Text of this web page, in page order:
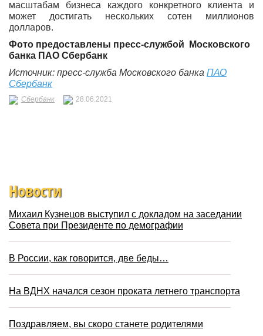
масштабам бизнеса каждого конкретного клиента и
может достигать нескольких сотен миллионов
долларов.
Фото предоставлены пресс-службой
Московского
банка ПАО Сбербанк
Источник: пресс-служба Московского банка ПАО
Сбербанк
Сбербанк 28.06.2021
Новости
Михаил Кузнецов выступил с докладом на заседании
Совета при Президенте по демографии
В России, как говорится, две беды…
На ВДНХ начался сезон проката летнего транспорта
Поздравляем, вы скоро станете родителями